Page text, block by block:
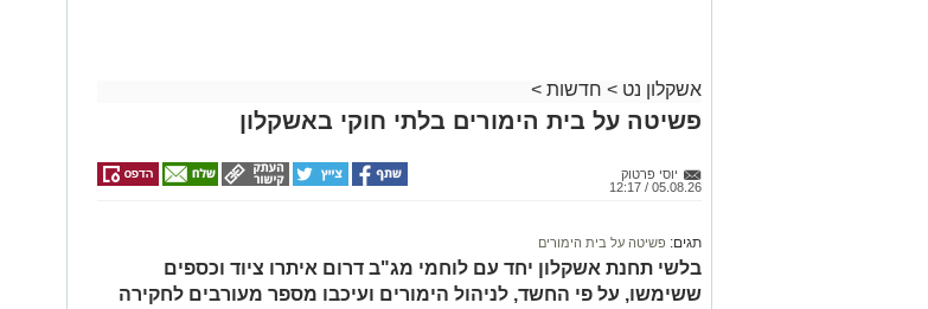
אשקלון נט > חדשות >
פשיטה על בית הימורים בלתי חוקי באשקלון
יוסי פרטוק
05.08.26 / 12:17
תגים: פשיטה על בית הימורים
בלשי תחנת אשקלון יחד עם לוחמי מג"ב דרום איתרו ציוד וכספים
ששימשו, על פי החשד, לניהול הימורים ועיכבו מספר מעורבים לחקירה